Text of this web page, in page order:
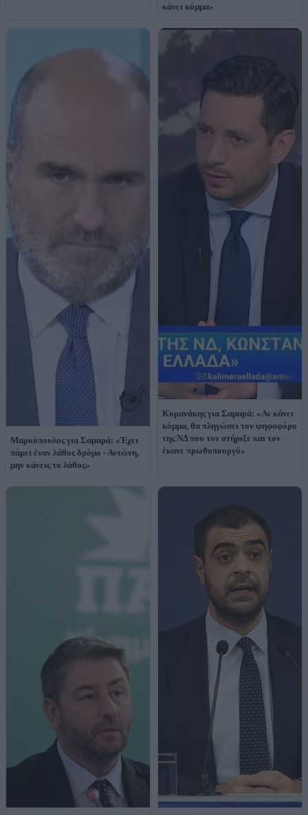
κάνει κόμμα»
Μαρκόπουλος για Σαμαρά: «Έχει
πάρει έναν λάθος δρόμο - Αντώνη,
μην κάνεις το λάθος»
Κυρανάκης για Σαμαρά: «Αν κάνει
κόμμα, θα πληγώσει τον ψηφοφόρο
της ΝΔ που τον στήριξε και τον
έκανε πρωθυπουργό»